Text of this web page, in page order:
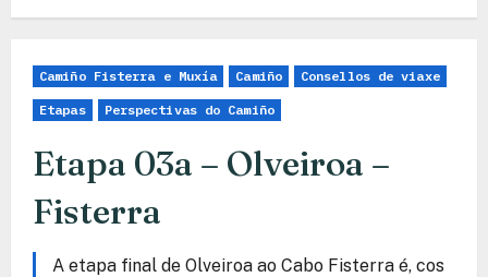
Camiño Fisterra e Muxía Camiño Consellos de viaxe
Etapas Perspectivas do Camiño
Etapa 03a – Olveiroa –
Fisterra
A etapa final de Olveiroa ao Cabo Fisterra é, cos